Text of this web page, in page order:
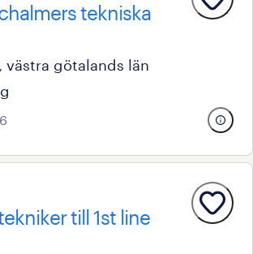
tekniska
västra götalands län
till 1st line